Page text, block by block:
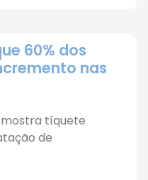
60% dos
nas
tíquete
de